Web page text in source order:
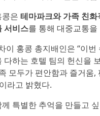
은 테마파크와 가족 친
서비스를 통해 대중교통
이 홍콩 총지배인은 “이
하는 호텔 팀의 헌신을
모두가 편안함과 즐거
라고 밝혔다.
특별한 추억을 만들고